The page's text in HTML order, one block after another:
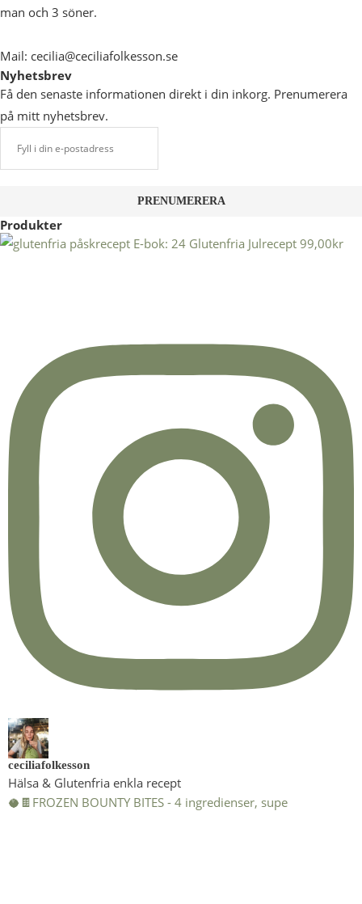
man och 3 söner.
Mail: cecilia@ceciliafolkesson.se
Nyhetsbrev
Få den senaste informationen direkt i din inkorg. Prenumerera
på mitt nyhetsbrev.
Produkter
E-bok: 24 Glutenfria Julrecept 99,00kr
ceciliafolkesson
Hälsa & Glutenfria enkla recept
🥥🍫FROZEN BOUNTY BITES - 4 ingredienser, supe